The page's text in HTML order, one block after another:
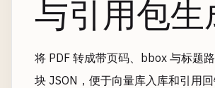
与引用包生
将 PDF 转成带页码、bbox 与标题
块 JSON，便于向量库入库和引用